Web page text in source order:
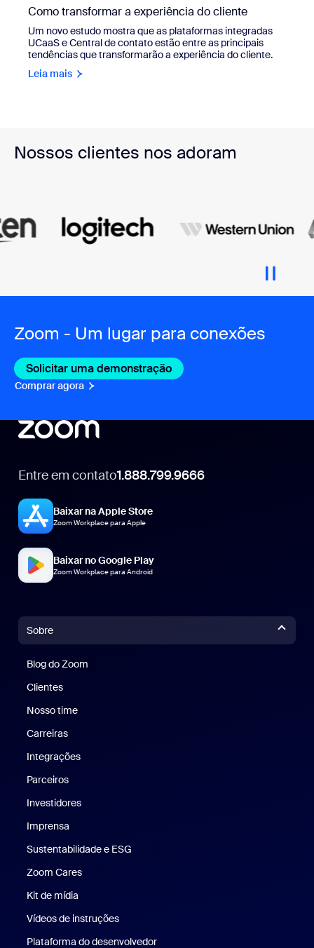
Como transformar a experiência do cliente
Um novo estudo mostra que as plataformas integradas
UCaaS e Central de contato estão entre as principais
tendências que transformarão a experiência do cliente.
Leia mais
Nossos clientes nos adoram
Zoom - Um lugar para conexões
Solicitar uma demonstração
Comprar agora
Entre em contato1.888.799.9666
Baixar na Apple Store
Zoom Workplace para Apple
Baixar no Google Play
Zoom Workplace para Android
Sobre
Blog do Zoom
Clientes
Nosso time
Carreiras
Integrações
Parceiros
Investidores
Imprensa
Sustentabilidade e ESG
Zoom Cares
Kit de mídia
Vídeos de instruções
Plataforma do desenvolvedor